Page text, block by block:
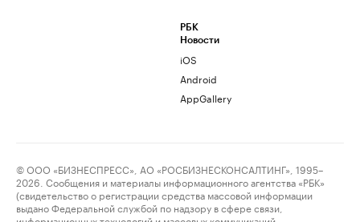
РБК
Новости
iOS
Android
AppGallery
© ООО «БИЗНЕСПРЕСС», АО «РОСБИЗНЕСКОНСАЛТИНГ», 1995–
2026. Сообщения и материалы информационного агентства «РБК»
(свидетельство о регистрации средства массовой информации
выдано Федеральной службой по надзору в сфере связи,